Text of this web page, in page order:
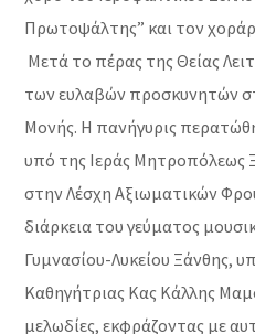
Πρωτοψάλτης” και τον
Μετά το πέρας της Θείας
των ευλαβών προσκυνητών
Μονής. Η πανήγυρις
υπό της Ιεράς Μητροπόλεως
στην Λέσχη Αξιωματικών
διάρκεια του γεύματος
Γυμνασίου-Λυκείου Ξάνθης,
Καθηγήτριας Κας Κάλλης
μελωδίες, εκφράζοντας με